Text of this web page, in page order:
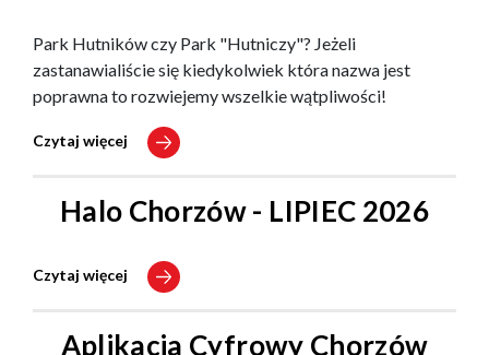
Park Hutników czy Park "Hutniczy"? Jeżeli
zastanawialiście się kiedykolwiek która nazwa jest
poprawna to rozwiejemy wszelkie wątpliwości!
Czytaj więcej
Halo Chorzów - LIPIEC 2026
Czytaj więcej
Aplikacja Cyfrowy Chorzów